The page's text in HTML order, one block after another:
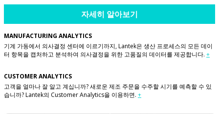
자세히 알아보기
MANUFACTURING ANALYTICS
기계 가동에서 의사결정 센터에 이르기까지, Lantek은 생산 프로세스의 모든 데이
터 항목을 캡처하고 분석하여 의사결정을 위한 고품질의 데이터를 제공합니다. +
CUSTOMER ANALYTICS
고객을 얼마나 잘 알고 계십니까? 새로운 제조 주문을 수주할 시기를 예측할 수 있
습니까? Lantek의 Customer Analytics을 이용하면. +